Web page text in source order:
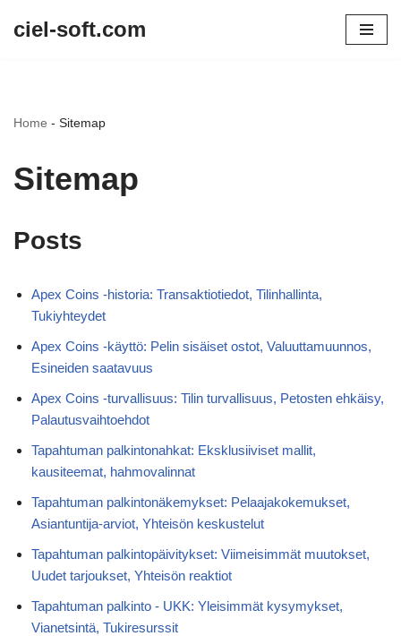
ciel-soft.com
Home - Sitemap
Sitemap
Posts
Apex Coins -historia: Transaktiotiedot, Tilinhallinta,
Tukiyhteydet
Apex Coins -käyttö: Pelin sisäiset ostot, Valuuttamuunnos,
Esineiden saatavuus
Apex Coins -turvallisuus: Tilin turvallisuus, Petosten ehkäisy,
Palautusvaihtoehdot
Tapahtuman palkintonahkat: Eksklusiiviset mallit,
kausiteemat, hahmovalinnat
Tapahtuman palkintonäkemykset: Pelaajakokemukset,
Asiantuntija-arviot, Yhteisön keskustelut
Tapahtuman palkintopäivitykset: Viimeisimmät muutokset,
Uudet tarjoukset, Yhteisön reaktiot
Tapahtuman palkinto - UKK: Yleisimmät kysymykset,
Vianetsintä, Tukiresurssit